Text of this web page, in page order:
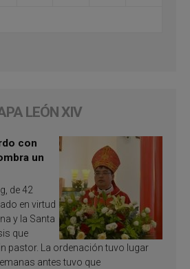
LEÓN XIV
con
un
de 42
en virtud
y la Santa
que
pastor. La ordenación tuvo lugar
antes tuvo que